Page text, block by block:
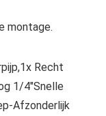
montage.
Recht
1/4″Snelle
Afzonderlijk